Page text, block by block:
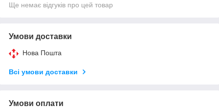
Ще немає відгуків про цей товар
Умови доставки
Нова Пошта
Всі умови доставки
Умови оплати